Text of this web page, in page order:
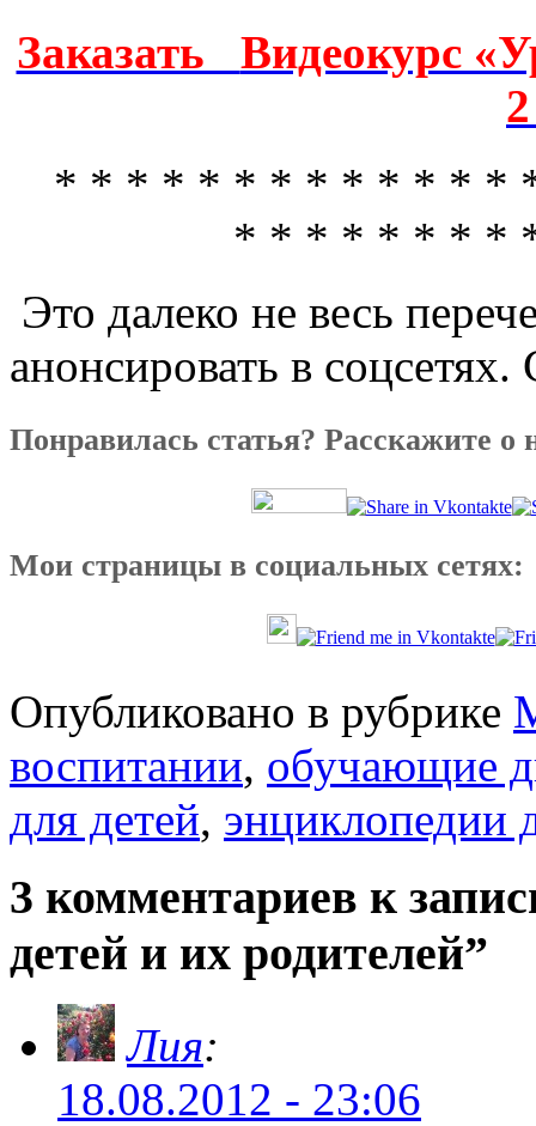
Заказать Видеокурс
* * * * * * * * * * * * *
* * * * * * * *
Это далеко не весь
анонсировать в соцсетях.
Понравилась статья? Расскажите о
Мои страницы в социальных сетях:
Опубликовано в рубрике
воспитании, обучающие
для детей, энциклопедии
3 комментариев к
детей и их родителей”
Лия:
18.08.2012 - 23:06